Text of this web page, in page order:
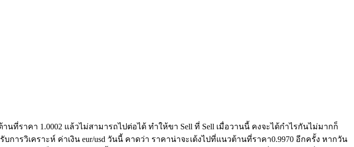
าคา 1.0002 แล้วไม่สามารถไปต่อได้ ทำให้ขา Sell ที่ Sell เมื่อวานนี้ คงจะได้กำไรกันไม่มากก็
ารวิเคราะห์ ค่าเงิน eur/usd วันนี้ คาดว่า ราคาน่าจะเด้งไปที่แนวต้านที่ราคา0.9970 อีกครั้ง หากวัน